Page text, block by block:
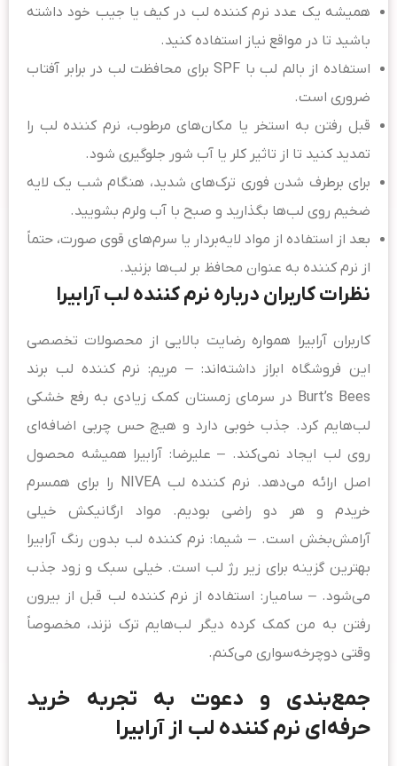
همیشه یک عدد نرم کننده لب در کیف یا جیب خود داشته
باشید تا در مواقع نیاز استفاده کنید.
استفاده از بالم لب با SPF برای محافظت لب در برابر آفتاب
ضروری است.
قبل رفتن به استخر یا مکان‌های مرطوب، نرم کننده لب را
تمدید کنید تا از تاثیر کلر یا آب شور جلوگیری شود.
برای برطرف شدن فوری ترک‌های شدید، هنگام شب یک لایه
ضخیم روی لب‌ها بگذارید و صبح با آب ولرم بشویید.
بعد از استفاده از مواد لایه‌بردار یا سرم‌های قوی صورت، حتماً
از نرم کننده به عنوان محافظ بر لب‌ها بزنید.
نظرات کاربران درباره نرم کننده لب آرابیرا
کاربران آرابیرا همواره رضایت بالایی از محصولات تخصصی
این فروشگاه ابراز داشته‌اند: – مریم: نرم کننده لب برند
Burt’s Bees در سرمای زمستان کمک زیادی به رفع خشکی
لب‌هایم کرد. جذب خوبی دارد و هیچ حس چربی اضافه‌ای
روی لب ایجاد نمی‌کند. – علیرضا: آرابیرا همیشه محصول
اصل ارائه می‌دهد. نرم کننده لب NIVEA را برای همسرم
خریدم و هر دو راضی بودیم. مواد ارگانیکش خیلی
آرامش‌بخش است. – شیما: نرم کننده لب بدون رنگ آرابیرا
بهترین گزینه برای زیر رژ لب است. خیلی سبک و زود جذب
می‌شود. – سامیار: استفاده از نرم کننده لب قبل از بیرون
رفتن به من کمک کرده دیگر لب‌هایم ترک نزند، مخصوصاً
وقتی دوچرخه‌سواری می‌کنم.
جمع‌بندی و دعوت به تجربه خرید
حرفه‌ای نرم کننده لب از آرابیرا